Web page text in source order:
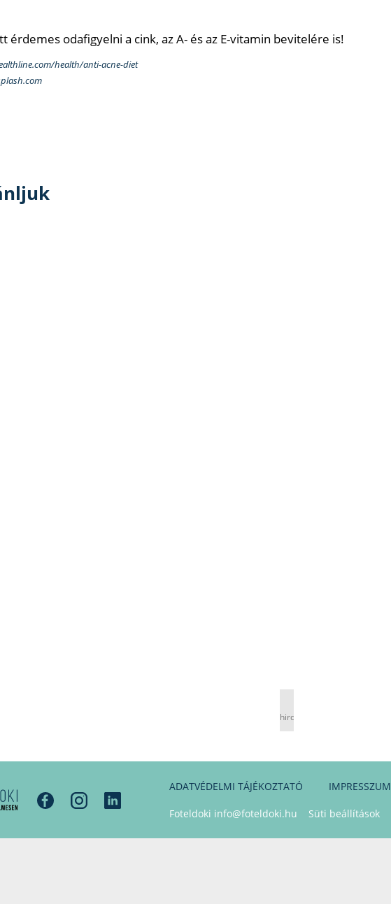
érdemes odafigyelni a cink, az A- és az E-vitamin bevitelére is!
health/anti-acne-diet
hirdetés
ADATVÉDELMI TÁJÉKOZTATÓ IMPRESSZUM
Foteldoki info@foteldoki.hu Süti beállítások